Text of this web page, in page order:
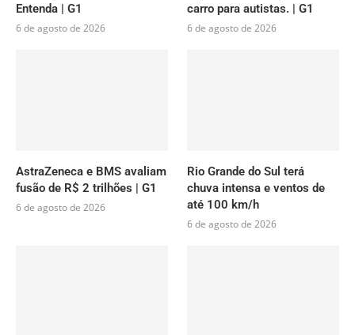
Entenda | G1
6 de agosto de 2026
carro para autistas. | G1
6 de agosto de 2026
AstraZeneca e BMS avaliam
fusão de R$ 2 trilhões | G1
6 de agosto de 2026
Rio Grande do Sul terá
chuva intensa e ventos de
até 100 km/h
6 de agosto de 2026